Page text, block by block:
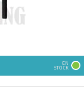
EN
STOCK